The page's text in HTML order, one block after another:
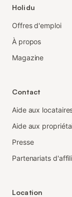
Holidu
Offres d'emploi
À propos
Magazine
Contact
Aide aux
Aide aux
Presse
Partenariats
Location